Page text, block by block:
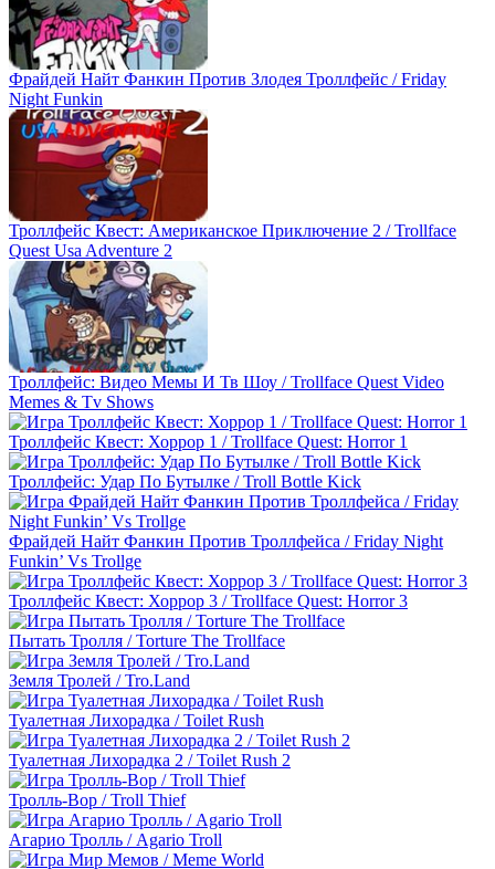
Фрайдей Найт Фанкин Против Злодея Троллфейс / Friday
Night Funkin
Троллфейс Квест: Американское Приключение 2 / Trollface
Quest Usa Adventure 2
Троллфейс: Видео Мемы И Тв Шоу / Trollface Quest Video
Memes & Tv Shows
Троллфейс Квест: Хоррор 1 / Trollface Quest: Horror 1
Троллфейс: Удар По Бутылке / Troll Bottle Kick
Фрайдей Найт Фанкин Против Троллфейса / Friday Night
Funkin’ Vs Trollge
Троллфейс Квест: Хоррор 3 / Trollface Quest: Horror 3
Пытать Тролля / Torture The Trollface
Земля Тролей / Tro.Land
Туалетная Лихорадка / Toilet Rush
Туалетная Лихорадка 2 / Toilet Rush 2
Тролль-Вор / Troll Thief
Агарио Тролль / Agario Troll